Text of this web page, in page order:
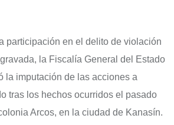
participación en el delito de violación
la Fiscalía General del Estado
la imputación de las acciones a
tras los hechos ocurridos el pasado
Arcos, en la ciudad de Kanasín.